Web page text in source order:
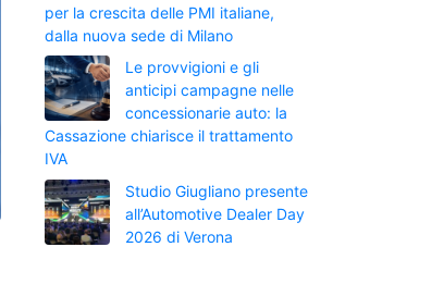
per la crescita delle PMI italiane,
dalla nuova sede di Milano
Le provvigioni e gli
anticipi campagne nelle
concessionarie auto: la
Cassazione chiarisce il trattamento
IVA
Studio Giugliano presente
all’Automotive Dealer Day
2026 di Verona